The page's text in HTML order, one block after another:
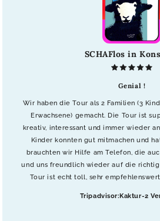
SCHAFlos in
Genial !
Wir haben die Tour als 2 Familien (3
Erwachsene) gemacht. Die Tour ist
kreativ, interessant und immer wieder
Kinder konnten gut mitmachen und
brauchten wir Hilfe am Telefon, die
und uns freundlich wieder auf die
Tour ist echt toll, sehr
Tripadvisor:Kaktur-2